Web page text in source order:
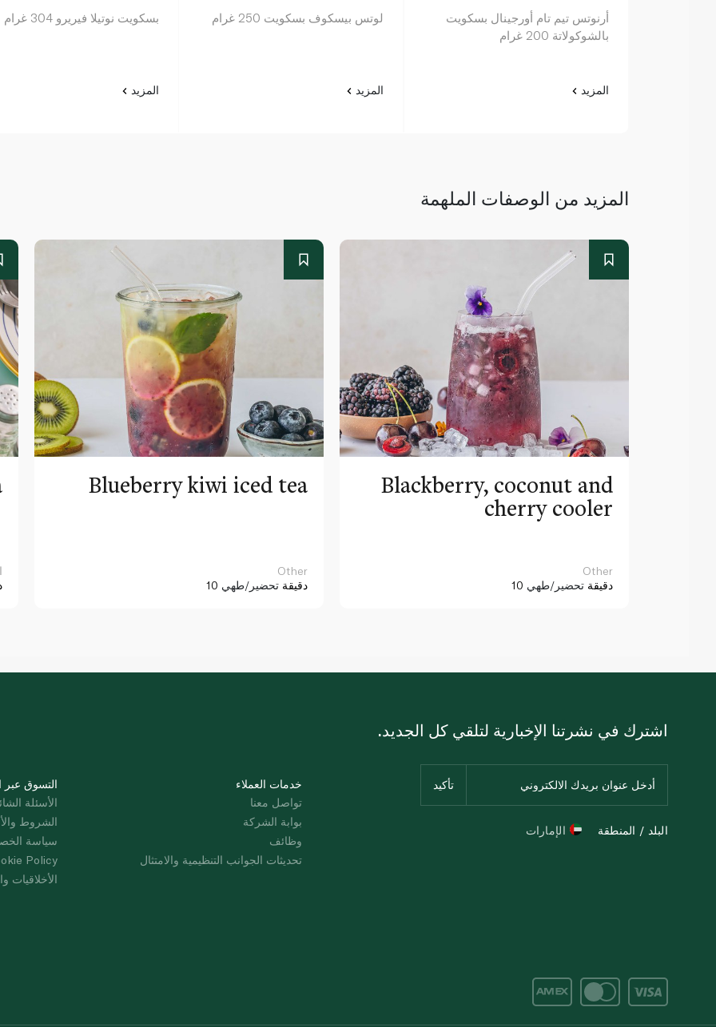
أرنوتس تيم تام أورجينال بسكويت
بالشوكولاتة 200 غرام
المزيد
لوتس بيسكوف بسكويت 250 غرام
المزيد
بسكويت نوتيلا فيريرو 304 غرام
المزيد
المزيد من الوصفات الملهمة
Blueberry kiwi iced tea
Other
10 دقيقة تحضير/طهي
Blackberry, coconut and
cherry cooler
Other
10 دقيقة تحضير/طهي
التسوق عبر
الأسئلة
الشروط
سياسة
Policy
الأخلاقيات
خدمات العملاء
تواصل معنا
بوابة الشركة
وظائف
تحديثات الجوانب التنظيمية والامتثال
اشترك في نشرتنا الإخبارية لتلقي كل الجديد.
البلد / المنطقة الإمارات